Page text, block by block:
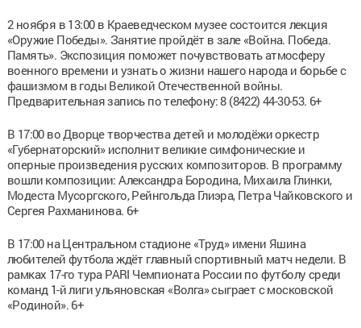
2 ноября в 13:00 в Краеведческом музее состоится лекция
«Оружие Победы». Занятие пройдёт в зале «Война. Победа.
Память». Экспозиция поможет почувствовать атмосферу
военного времени и узнать о жизни нашего народа и борьбе с
фашизмом в годы Великой Отечественной войны.
Предварительная запись по телефону: 8 (8422) 44-30-53. 6+
В 17:00 во Дворце творчества детей и молодёжи оркестр
«Губернаторский» исполнит великие симфонические и
оперные произведения русских композиторов. В программу
вошли композиции: Александра Бородина, Михаила Глинки,
Модеста Мусоргского, Рейнгольда Глиэра, Петра Чайковского и
Сергея Рахманинова. 6+
В 17:00 на Центральном стадионе «Труд» имени Яшина
любителей футбола ждёт главный спортивный матч недели. В
рамках 17-го тура PARI Чемпионата России по футболу среди
команд 1-й лиги ульяновская «Волга» сыграет с московской
«Родиной». 6+